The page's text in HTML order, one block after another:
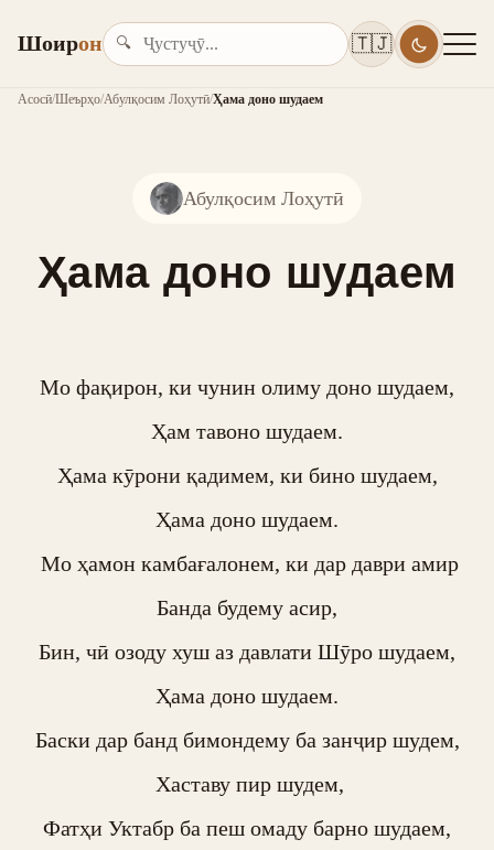
Шоирон 🔍 🇹🇯
Асосӣ/Шеърҳо/Абулқосим Лоҳутӣ/Ҳама доно шудаем
Абулқосим Лоҳутӣ
Ҳама доно шудаем
Мо фақирон, ки чунин олиму доно шудаем,
Ҳам тавоно шудаем.
Ҳама кӯрони қадимем, ки бино шудаем,
Ҳама доно шудаем.
Банда будему асир,
Бин, чӣ озоду хуш аз давлати Шӯро шудаем,
Ҳама доно шудаем.
Баски дар банд бимондему ба занҷир шудем,
Фатҳи Уктабр ба пеш омаду барно шудаем,